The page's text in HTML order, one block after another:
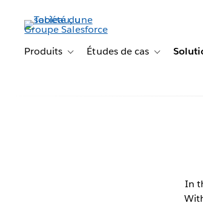
contenu
principalProduits Toggle sub-navigation for Produits
Études de cas Toggle sub-
In